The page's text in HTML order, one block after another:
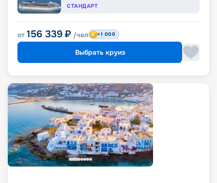
СТАНДАРТ
от 156 339 ₽ /чел +1 000
Выбрать круиз